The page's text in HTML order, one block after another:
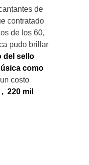
de
contratado
de los 60,
pudo brillar
del sello
como
costo
, 220 mil